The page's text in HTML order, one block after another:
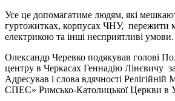
Усе це допомагатиме людям, які
гуртожитках, корпусах ЧНУ, пережити
електрикою та інші несприятливі умови.
Олександр Черевко подякував голові
центру в Черкасах Геннадію Лінєвичу
Адресував і слова вдячності
СПЕС» Римсько-Католицької Церкви в